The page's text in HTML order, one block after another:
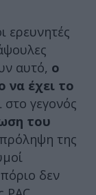
ερευνητές
αυτό, ο
να έχει το
στο γεγονός
του
της
δεν